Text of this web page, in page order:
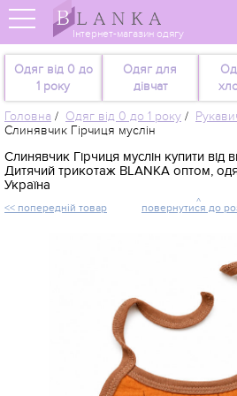
Інтернет-магазин одягу
Одяг від 0 до
1 року
Одяг для
дівчат
Головна / Одяг від 0 до 1 року /
Слинявчик Гірчиця муслін
Слинявчик Гірчиця муслін купити
Дитячий трикотаж BLANKA оптом,
Україна
<< попередній товар повернутися до